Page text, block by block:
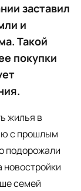
заставил
и
Такой
покупки
жилья в
с прошлым
подорожали
новостройки
семей